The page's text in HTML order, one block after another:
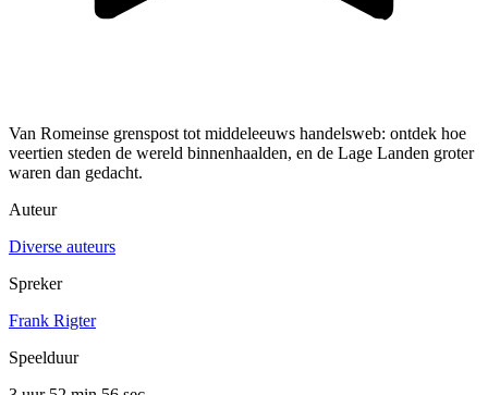
Van Romeinse grenspost tot middeleeuws handelsweb: ontdek hoe
veertien steden de wereld binnenhaalden, en de Lage Landen groter
waren dan gedacht.
Auteur
Diverse auteurs
Spreker
Frank Rigter
Speelduur